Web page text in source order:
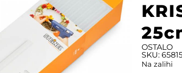
OSTALO
SKU:
Na zalihi